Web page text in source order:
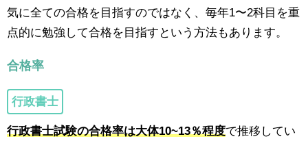
気に全ての合格を目指すのではなく、毎年1〜2科目を重
点的に勉強して合格を目指すという方法もあります。
合格率
行政書士
行政書士試験の合格率は大体10~13％程度で推移してい